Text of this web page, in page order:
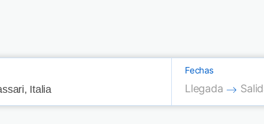
Fechas
Press the
Llegada